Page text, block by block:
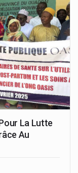
La Lutte
Au